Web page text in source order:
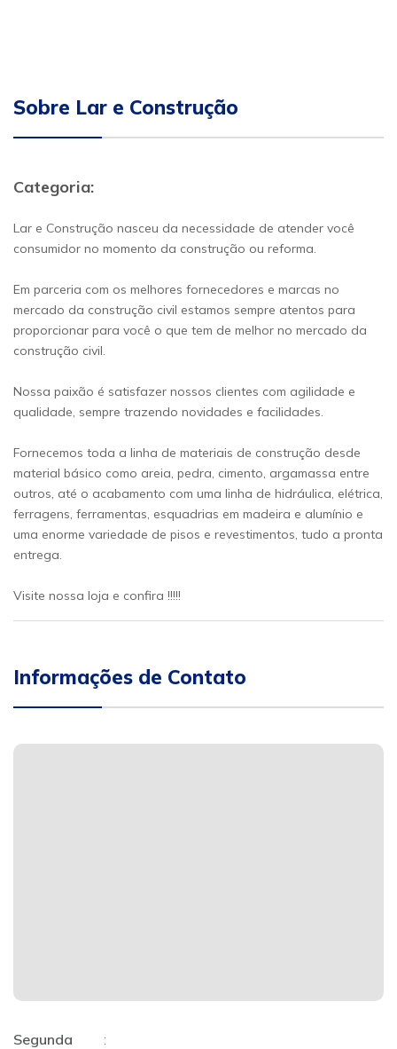
Sobre Lar e Construção
Categoria:
Lar e Construção nasceu da necessidade de atender você
consumidor no momento da construção ou reforma.
Em parceria com os melhores fornecedores e marcas no
mercado da construção civil estamos sempre atentos para
proporcionar para você o que tem de melhor no mercado da
construção civil.
Nossa paixão é satisfazer nossos clientes com agilidade e
qualidade, sempre trazendo novidades e facilidades.
Fornecemos toda a linha de materiais de construção desde
material básico como areia, pedra, cimento, argamassa entre
outros, até o acabamento com uma linha de hidráulica, elétrica,
ferragens, ferramentas, esquadrias em madeira e alumínio e
uma enorme variedade de pisos e revestimentos, tudo a pronta
entrega.
Visite nossa loja e confira !!!!!
Informações de Contato
Segunda
: